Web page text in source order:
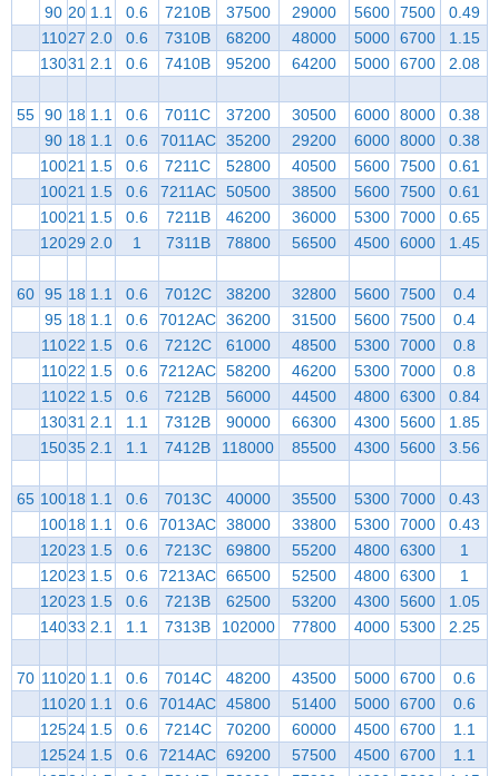
90 20 1.1 0.6 7210B 37500 29000 5600 7500
0.49
11027 2.0 0.6 7310B 68200 48000 5000 6700
1.15
13031 2.1 0.6 7410B 95200 64200 5000 6700 2.08
55 90 18 1.1 0.6 7011C 37200 30500 6000 8000
0.38
90 18 1.1 0.6 7011AC 35200 29200 6000 8000
0.38
10021 1.5 0.6 7211C 52800 40500 5600 7500
0.61
10021 1.5 0.6 7211AC 50500 38500 5600 7500
0.61
10021 1.5 0.6 7211B 46200 36000 5300 7000
0.65
12029 2.0 1 7311B 78800 56500 4500 6000 1.45
60 95 18 1.1 0.6 7012C 38200 32800 5600 7500
0.4
95 18 1.1 0.6 7012AC 36200 31500 5600 7500
0.4
11022 1.5 0.6 7212C 61000 48500 5300 7000
0.8
11022 1.5 0.6 7212AC 58200 46200 5300 7000
0.8
11022 1.5 0.6 7212B 56000 44500 4800 6300
0.84
13031 2.1 1.1 7312B 90000 66300 4300 5600
1.85
15035 2.1 1.1 7412B 118000 85500 4300 5600 3.56
65 10018 1.1 0.6 7013C 40000 35500 5300 7000
0.43
10018 1.1 0.6 7013AC 38000 33800 5300 7000
0.43
12023 1.5 0.6 7213C 69800 55200 4800 6300
1
12023 1.5 0.6 7213AC 66500 52500 4800 6300
1
12023 1.5 0.6 7213B 62500 53200 4300 5600
1.05
14033 2.1 1.1 7313B 102000 77800 4000 5300 2.25
70 11020 1.1 0.6 7014C 48200 43500 5000 6700
0.6
11020 1.1 0.6 7014AC 45800 51400 5000 6700
0.6
12524 1.5 0.6 7214C 70200 60000 4500 6700
1.1
12524 1.5 0.6 7214AC 69200 57500 4500 6700
1.1